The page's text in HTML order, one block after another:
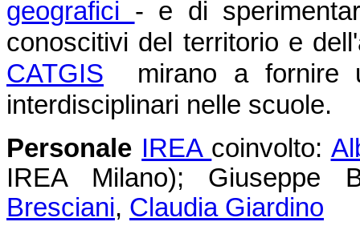
geografici - e di
conoscitivi del territorio e
CATGIS mirano a fornire
interdisciplinari nelle scuole.
Personale IREA coinvolto:
IREA Milano); Giuseppe
Bresciani, Claudia Giardino